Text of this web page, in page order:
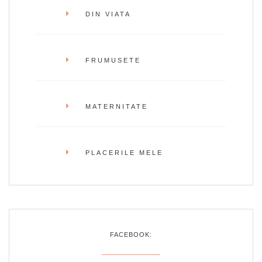
DIN VIATA
FRUMUSETE
MATERNITATE
PLACERILE MELE
FACEBOOK: